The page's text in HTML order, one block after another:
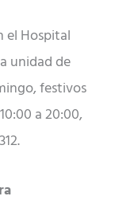
el Hospital
unidad de
festivos
a 20:00,